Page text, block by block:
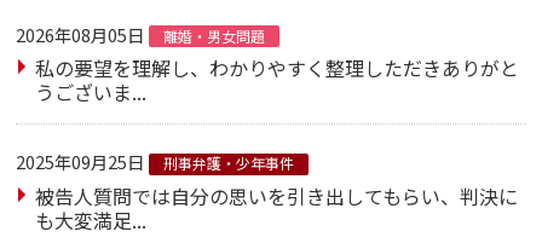
2026年08月05日 離婚・男女問題
私の要望を理解し、わかりやすく整理しただきありがと
うございま...
2025年09月25日 刑事弁護・少年事件
被告人質問では自分の思いを引き出してもらい、判決に
も大変満足...